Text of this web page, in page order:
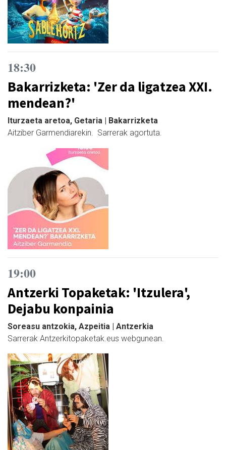
18:30
Bakarrizketa: 'Zer da ligatzea XXI.
mendean?'
Iturzaeta aretoa, Getaria | Bakarrizketa
Aitziber Garmendiarekin. Sarrerak agortuta.
19:00
Antzerki Topaketak: 'Itzulera',
Dejabu konpainia
Soreasu antzokia, Azpeitia | Antzerkia
Sarrerak Antzerkitopaketak.eus webgunean.